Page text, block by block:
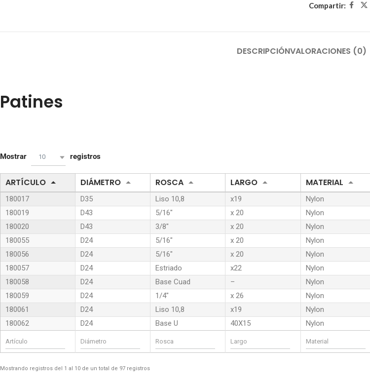
Compartir:
DESCRIPCIÓNVALORACIONES (0)
Patines
Mostrar 10 registros
ARTÍCULO DIÁMETRO ROSCA LARGO MATERIAL
180017 D35 Liso 10,8 x19 Nylon
180019
D43 5/16″ x 20 Nylon
180020
D43 3/8″ x 20 Nylon
180055
D24 5/16″ x 20 Nylon
180056
D24 5/16″ x 20 Nylon
180057
D24 Estriado x22 Nylon
180058
D24 Base Cuad – Nylon
180059
D24 1/4″ x 26 Nylon
180061
D24 Liso 10,8 x19 Nylon
180062
D24 Base U 40X15 Nylon
Mostrando registros del 1 al 10 de un total de 97 registros